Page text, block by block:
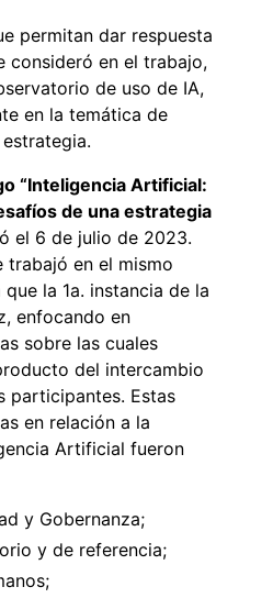
permitan dar respuesta
consideró en el trabajo,
de uso de IA,
en la temática de
“Inteligencia Artificial:
de una estrategia
el 6 de julio de 2023.
trabajó en el mismo
la 1a. instancia de la
enfocando en
sobre las cuales
del intercambio
participantes. Estas
en relación a la
Artificial fueron
y Gobernanza;
y de referencia;